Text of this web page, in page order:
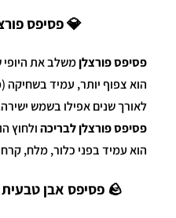
💎 פסיפס
פסיפס פורצלןמשלב את
הוא צפוף יותר, עמיד בשחיקה
לאורך שנים אפילו בשמש
פסיפס פורצלן לבריכהולחוץ
הוא עמיד בפני כלור, מלח, קרח
🪨 פסיפס אבן טבעית — אותנטיות שלא משתנה